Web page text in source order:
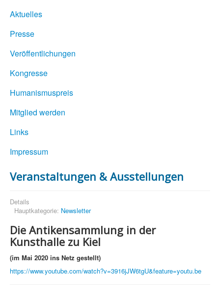
Aktuelles
Presse
Veröffentlichungen
Kongresse
Humanismuspreis
Mitglied werden
Links
Impressum
Veranstaltungen & Ausstellungen
Details
Hauptkategorie: Newsletter
Die Antikensammlung in der
Kunsthalle zu Kiel
(im Mai 2020 ins Netz gestellt)
https://www.youtube.com/watch?v=3916jJW6tgU&feature=youtu.be